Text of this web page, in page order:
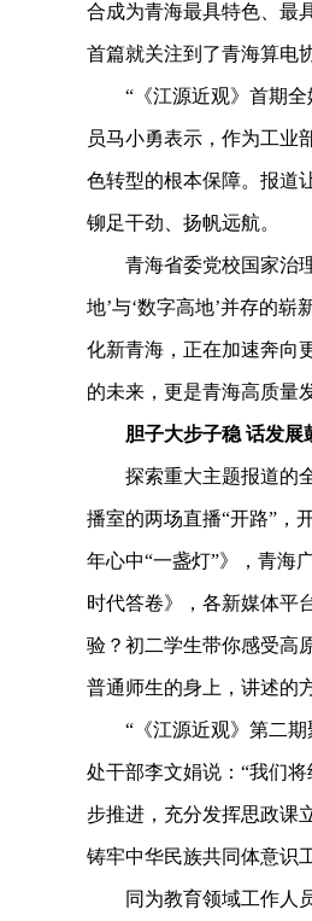
合成为青海最具特色、最
首篇就关注到了青海算电
“《江源近观》首期全
员马小勇表示，作为工业
色转型的根本保障。报道
铆足干劲、扬帆远航。
青海省委党校国家治理
地’与‘数字高地’并存的
化新青海，正在加速奔向
的未来，更是青海高质量
胆子大步子稳 话发展
探索重大主题报道的全
播室的两场直播“开路”，
年心中“一盏灯”》，青
时代答卷》，各新媒体平
验？初二学生带你感受高
普通师生的身上，讲述的
“《江源近观》第二期
处干部李文娟说：“我们
步推进，充分发挥思政课
铸牢中华民族共同体意识
同为教育领域工作人员